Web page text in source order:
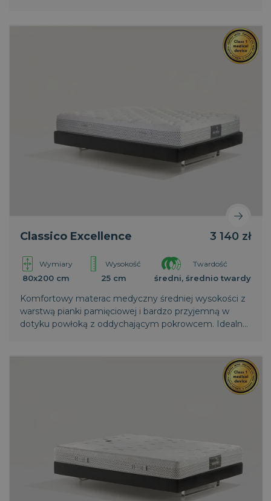
Classico Excellence 3 140 zł
Wymiary
80x200 cm
Wysokość
25 cm
Twardość
średni, średnio twardy
Komfortowy materac medyczny średniej wysokości z
warstwą pianki pamięciowej i bardzo przyjemną w
dotyku powłoką z oddychającym pokrowcem. Idealny